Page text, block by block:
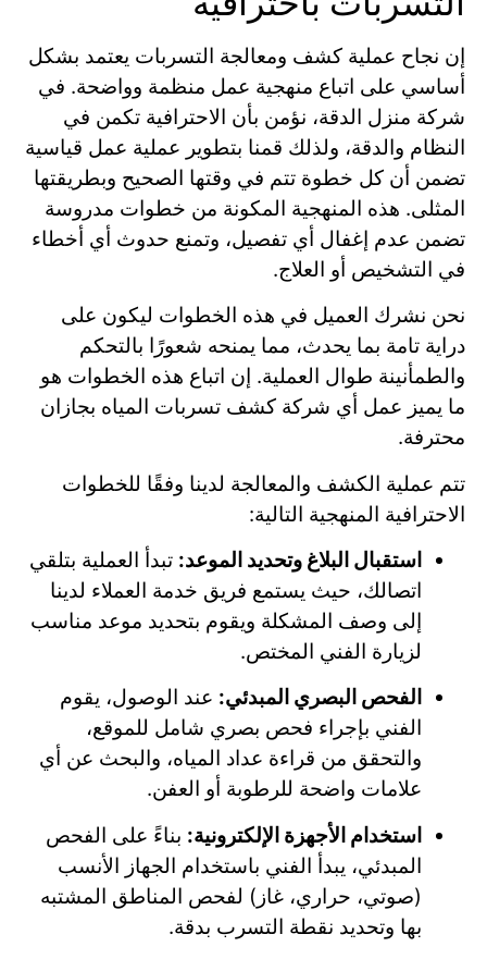
إن نجاح عملية كشف ومعالجة التسربات يعتمد بشكل
أساسي على اتباع منهجية عمل منظمة وواضحة. في
شركة منزل الدقة، نؤمن بأن الاحترافية تكمن في
النظام والدقة، ولذلك قمنا بتطوير عملية عمل قياسية
تضمن أن كل خطوة تتم في وقتها الصحيح وبطريقتها
المثلى. هذه المنهجية المكونة من خطوات مدروسة
تضمن عدم إغفال أي تفصيل، وتمنع حدوث أي أخطاء
في التشخيص أو العلاج.
نحن نشرك العميل في هذه الخطوات ليكون على
دراية تامة بما يحدث، مما يمنحه شعورًا بالتحكم
والطمأنينة طوال العملية. إن اتباع هذه الخطوات هو
ما يميز عمل أي شركة كشف تسربات المياه بجازان
محترفة.
تتم عملية الكشف والمعالجة لدينا وفقًا للخطوات
الاحترافية المنهجية التالية:
استقبال البلاغ وتحديد الموعد: تبدأ العملية بتلقي
اتصالك، حيث يستمع فريق خدمة العملاء لدينا
إلى وصف المشكلة ويقوم بتحديد موعد مناسب
لزيارة الفني المختص.
الفحص البصري المبدئي: عند الوصول، يقوم
الفني بإجراء فحص بصري شامل للموقع،
والتحقق من قراءة عداد المياه، والبحث عن أي
علامات واضحة للرطوبة أو العفن.
استخدام الأجهزة الإلكترونية: بناءً على الفحص
المبدئي، يبدأ الفني باستخدام الجهاز الأنسب
(صوتي، حراري، غاز) لفحص المناطق المشتبه
بها وتحديد نقطة التسرب بدقة.